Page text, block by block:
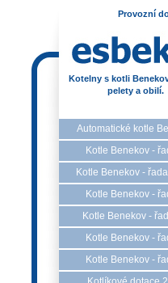
Provozní
Kotelny s kotli
pelety a obilí.
Automatické kotle
Kotle Benekov -
Kotle Benekov -
Kotle Benekov -
Kotle Benekov -
Kotle Benekov -
Kotle Benekov -